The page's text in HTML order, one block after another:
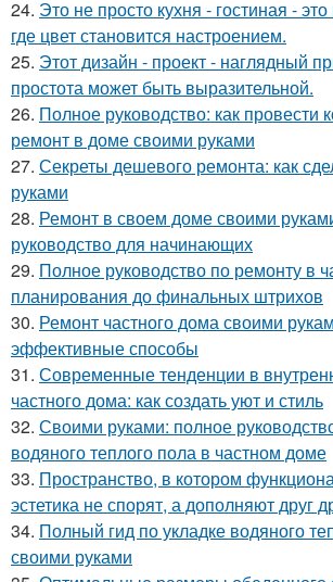
24. Это не просто кухня - гостиная -
где цвет становится настроением.
25. Этот дизайн - проект - наглядный
простота может быть выразительной.
26. Полное руководство: как провести
ремонт в доме своими руками
27. Секреты дешевого ремонта: как
руками
28. Ремонт в своем доме своими
руководство для начинающих
29. Полное руководство по ремонту в
планирования до финальных штрихов
30. Ремонт частного дома своими
эффективные способы
31. Современные тенденции в
частного дома: как создать уют и стиль
32. Своими руками: полное
водяного теплого пола в частном доме
33. Пространство, в котором
эстетика не спорят, а дополняют друг
34. Полный гид по укладке водяного
своими руками